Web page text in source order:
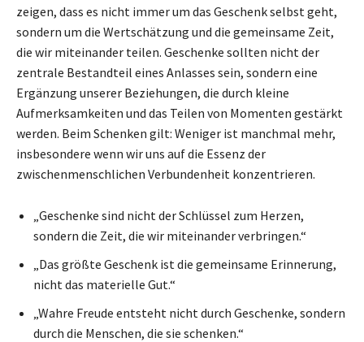
zeigen, dass es nicht immer um das Geschenk selbst geht,
sondern um die Wertschätzung und die gemeinsame Zeit,
die wir miteinander teilen. Geschenke sollten nicht der
zentrale Bestandteil eines Anlasses sein, sondern eine
Ergänzung unserer Beziehungen, die durch kleine
Aufmerksamkeiten und das Teilen von Momenten gestärkt
werden. Beim Schenken gilt: Weniger ist manchmal mehr,
insbesondere wenn wir uns auf die Essenz der
zwischenmenschlichen Verbundenheit konzentrieren.
„Geschenke sind nicht der Schlüssel zum Herzen,
sondern die Zeit, die wir miteinander verbringen.“
„Das größte Geschenk ist die gemeinsame Erinnerung,
nicht das materielle Gut.“
„Wahre Freude entsteht nicht durch Geschenke, sondern
durch die Menschen, die sie schenken.“